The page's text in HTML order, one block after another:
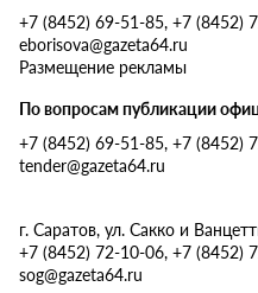
+7 (8452) 69-51-85, +7 (8452)
eborisova@gazeta64.ru
Размещение рекламы
По вопросам публикации
+7 (8452) 69-51-85, +7 (8452)
tender@gazeta64.ru
г. Саратов, ул. Сакко и
+7 (8452) 72-10-06, +7 (8452)
sog@gazeta64.ru